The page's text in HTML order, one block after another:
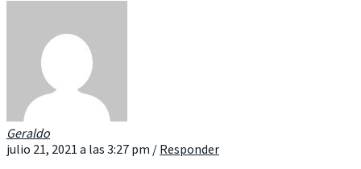
Geraldo
julio 21, 2021 a las 3:27 pm / Responder